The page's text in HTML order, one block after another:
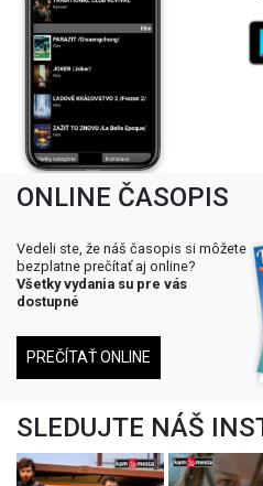
ONLINE ČASOPIS
Vedeli ste, že náš časopis si môžete
bezplatne prečítať aj online?
Všetky vydania su pre vás
dostupné
PREČÍTAŤ ONLINE
SLEDUJTE NÁŠ